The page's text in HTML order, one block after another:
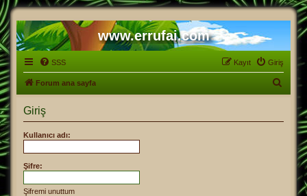
www.errufai.com
SSS Giriş
Kayıt
Forum ana sayfa
Giriş
Kullanıcı adı:
Şifre:
Şifremi unuttum